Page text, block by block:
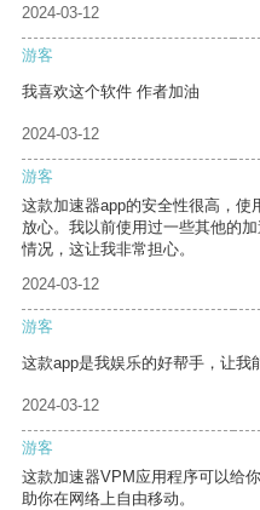
2024-03-12
游客
我喜欢这个软件 作者加油
2024-03-12
游客
这款加速器app的安全性很高，使
放心。我以前使用过一些其他的
情况，这让我非常担心。
2024-03-12
游客
这款app是我娱乐的好帮手，让我
2024-03-12
游客
这款加速器VPM应用程序可以给
助你在网络上自由移动。